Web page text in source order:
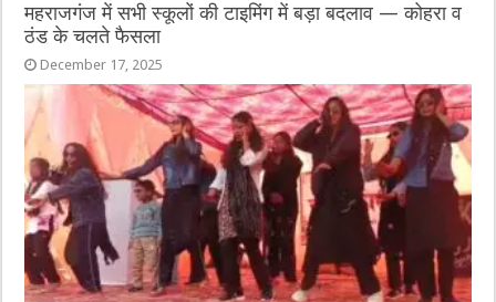
महराजगंज में सभी स्कूलों की टाइमिंग में बड़ा बदलाव — कोहरा व
ठंड के चलते फैसला
December 17, 2025